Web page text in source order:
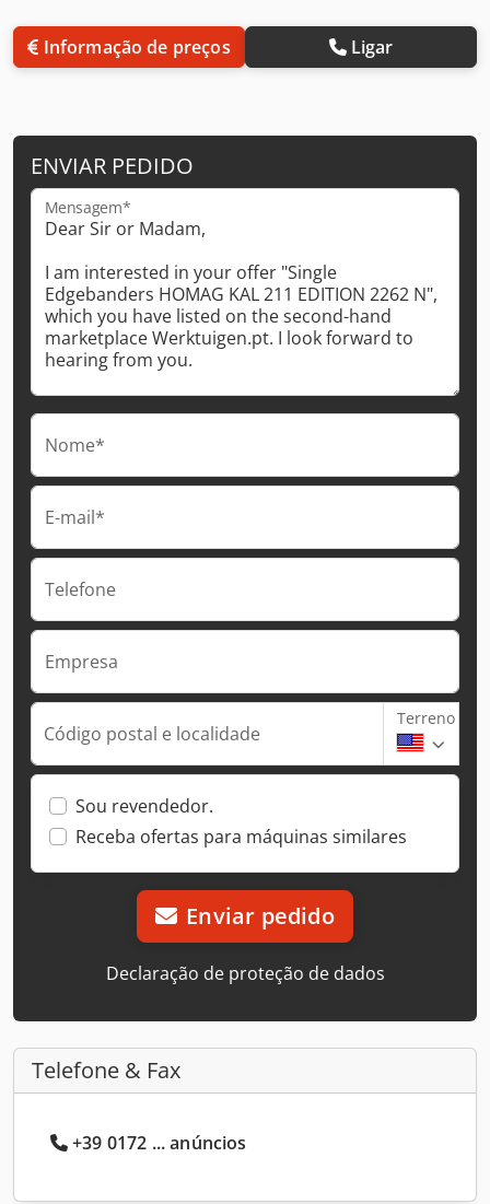
Informação de preços Ligar
ENVIAR PEDIDO
Mensagem*
Nome*
E-mail*
Telefone
Empresa
Código postal e localidade
Terreno
Sou revendedor.
Receba ofertas para máquinas similares
Enviar pedido
Declaração de proteção de dados
Telefone & Fax
+39 0172 ... anúncios